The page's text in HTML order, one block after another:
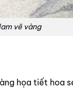
vẽ vàng
họa tiết hoa